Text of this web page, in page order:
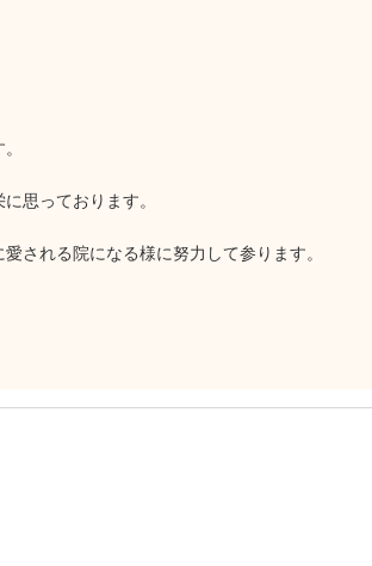
思っております。
される院になる様に努力して参ります。